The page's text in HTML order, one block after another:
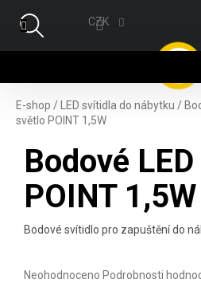
CZK
E-shop / LED svítidla do nábytku /
světlo POINT 1,5W
Bodové
POINT 1,5W
Bodové svítidlo pro zapuštění do
Průměrné hodnocení produktu je
Neohodnoceno Podrobnosti